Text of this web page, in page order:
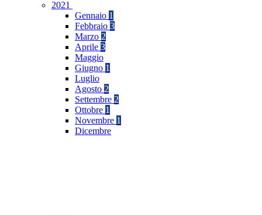
2021
Gennaio 1
Febbraio 3
Marzo 2
Aprile 3
Maggio
Giugno 1
Luglio
Agosto 2
Settembre 2
Ottobre 1
Novembre 1
Dicembre